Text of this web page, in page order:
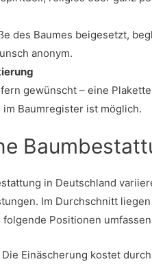
des Baumes beigesetzt,
anonym.
gewünscht – eine
Baumregister ist möglich.
in Deutschland
Im Durchschnitt
folgende Positionen
Die Einäscherung kostet